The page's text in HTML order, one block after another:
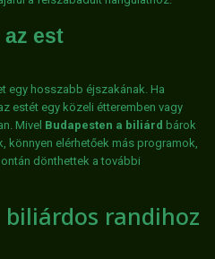
est
egy hosszabb éjszakának. Ha
estét egy közeli étteremben vagy
Mivel Budapesten a biliárd bárok
könnyen elérhetőek más programok,
dönthettek a további
biliárdos randihoz